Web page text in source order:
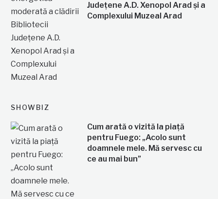
Județene A.D. Xenopol Arad și a
Complexului Muzeal Arad
SHOWBIZ
Cum arată o vizită la piață
pentru Fuego: „Acolo sunt
doamnele mele. Mă servesc cu
ce au mai bun”